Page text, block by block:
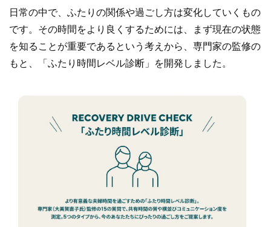
日常の中で、ふたりの関係や過ごし方は変化していくもの
です。その時間をより良くするためには、まず現在の状態
を知ることが重要であるという考えから、専門家の監修の
もと、「ふたり時間レベル診断」を開発しました。